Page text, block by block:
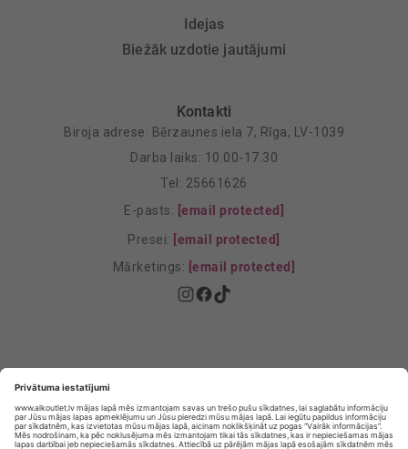
Idejas
Biežāk uzdotie jautājumi
Kontakti
Biroja adrese: Bērzaunes iela 7, Rīga, LV-1039
Darba laiks: 10.00-17.30
Tel: 25661626
E-pasts: [email protected]
Presei: [email protected]
Mārketings: [email protected]
Privātuma Iestatījumi
E-veikala lietošanas noteikumi